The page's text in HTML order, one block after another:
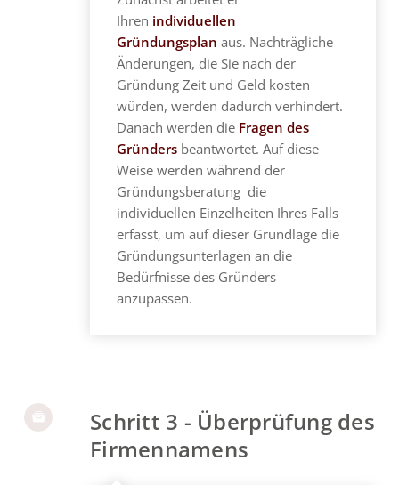
Ihren individuellen
Gründungsplan aus. Nachträgliche
Änderungen, die Sie nach der
Gründung Zeit und Geld kosten
würden, werden dadurch verhindert.
Danach werden die Fragen des
Gründers beantwortet. Auf diese
Weise werden während der
Gründungsberatung die
individuellen Einzelheiten Ihres Falls
erfasst, um auf dieser Grundlage die
Gründungsunterlagen an die
Bedürfnisse des Gründers
anzupassen.
Schritt 3 - Überprüfung des
Firmennamens